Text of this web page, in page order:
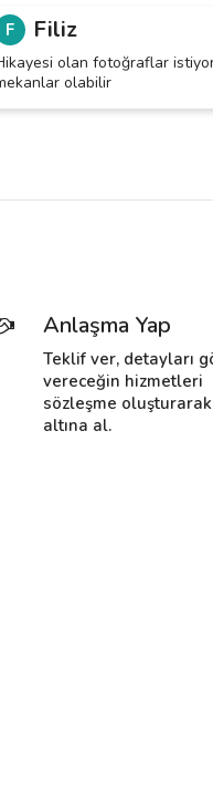
F Filiz
olan fotoğraflar
olabilir
Anlaşma Yap
Teklif ver, detayları
vereceğin hizmetleri
sözleşme
altına al.